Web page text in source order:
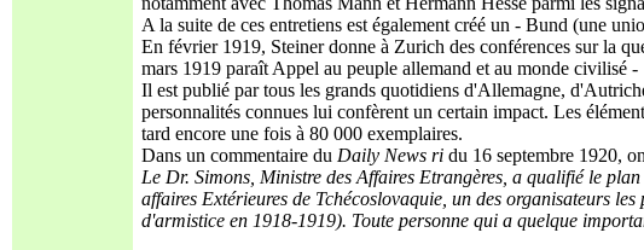
A la suite de ces entretiens est également créé un - Bund (une
En février 1919, Steiner donne à Zurich des conférences sur la
mars 1919 paraît Appel au peuple allemand et au monde civilisé -
Il est publié par tous les grands quotidiens d'Allemagne,
personnalités connues lui confèrent un certain impact. Les
tard encore une fois à 80 000 exemplaires.
Dans un commentaire du Daily News ri du 16 septembre 1920,
Le Dr. Simons, Ministre des Affaires Etrangères, a qualifié le plan
affaires Extérieures de Tchécoslovaquie, un des organisateurs
d'armistice en 1918-1919). Toute personne qui a quelque